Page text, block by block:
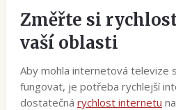
Změřte si
vaší oblasti
Aby mohla internetová televize
fungovat, je potřeba rychlejší
dostatečná rychlost internetu